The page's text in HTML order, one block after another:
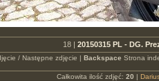
18 | 20150315 PL - DG.
/ Następne zdjęcie | Backspace Strona
Całkowita ilość zdjęć: 20 |